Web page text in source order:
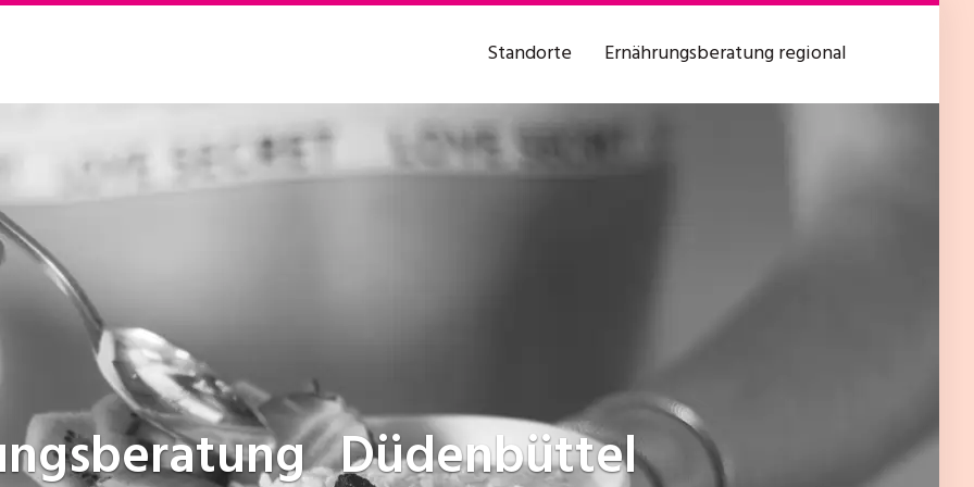
Standorte Ernährungsberatung regional
Düdenbüttel